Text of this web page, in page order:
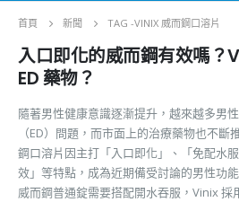
首頁 新聞 TAG -VINIX 威而鋼口溶片
入口即化的威而鋼有效嗎？
ED 藥物？
隨著男性健康意識逐漸提升，越來越多男
（ED）問題，而市面上的治療藥物也不
鋼口溶片因主打「入口即化」、「免配水
效」等特點，成為近期備受討論的男性功
威而鋼普通錠需要搭配開水吞服，Vinix 採